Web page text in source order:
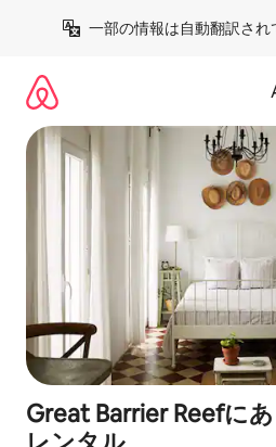
一部の情報は自動翻訳され
Great Barrier Reefに